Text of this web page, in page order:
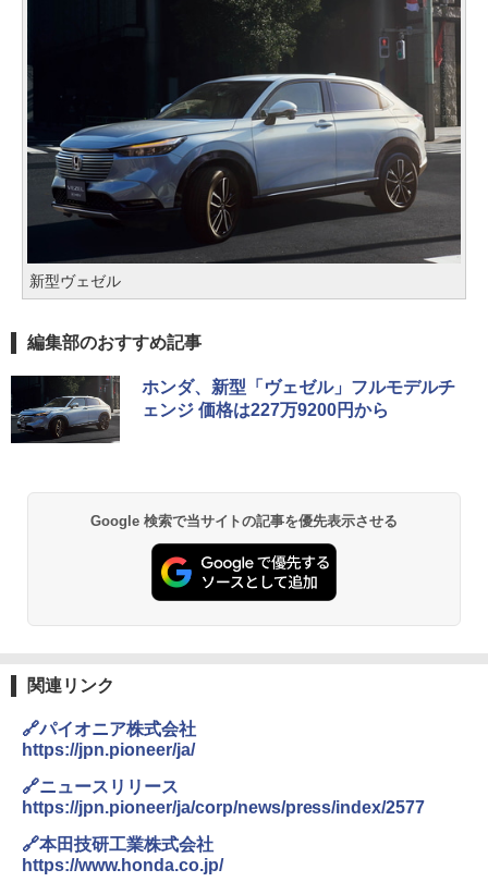
新型ヴェゼル
編集部のおすすめ記事
ホンダ、新型「ヴェゼル」フルモデルチ
ェンジ 価格は227万9200円から
Google 検索で当サイトの記事を優先表示させる
関連リンク
🔗パイオニア株式会社
https://jpn.pioneer/ja/
🔗ニュースリリース
https://jpn.pioneer/ja/corp/news/press/index/2577
🔗本田技研工業株式会社
https://www.honda.co.jp/